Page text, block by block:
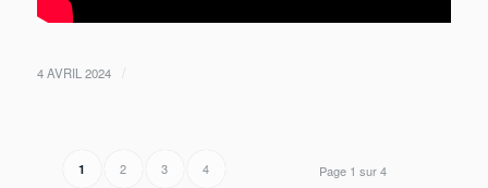
4 AVRIL 2024 /
Page 1 sur 4
1 2 3 4